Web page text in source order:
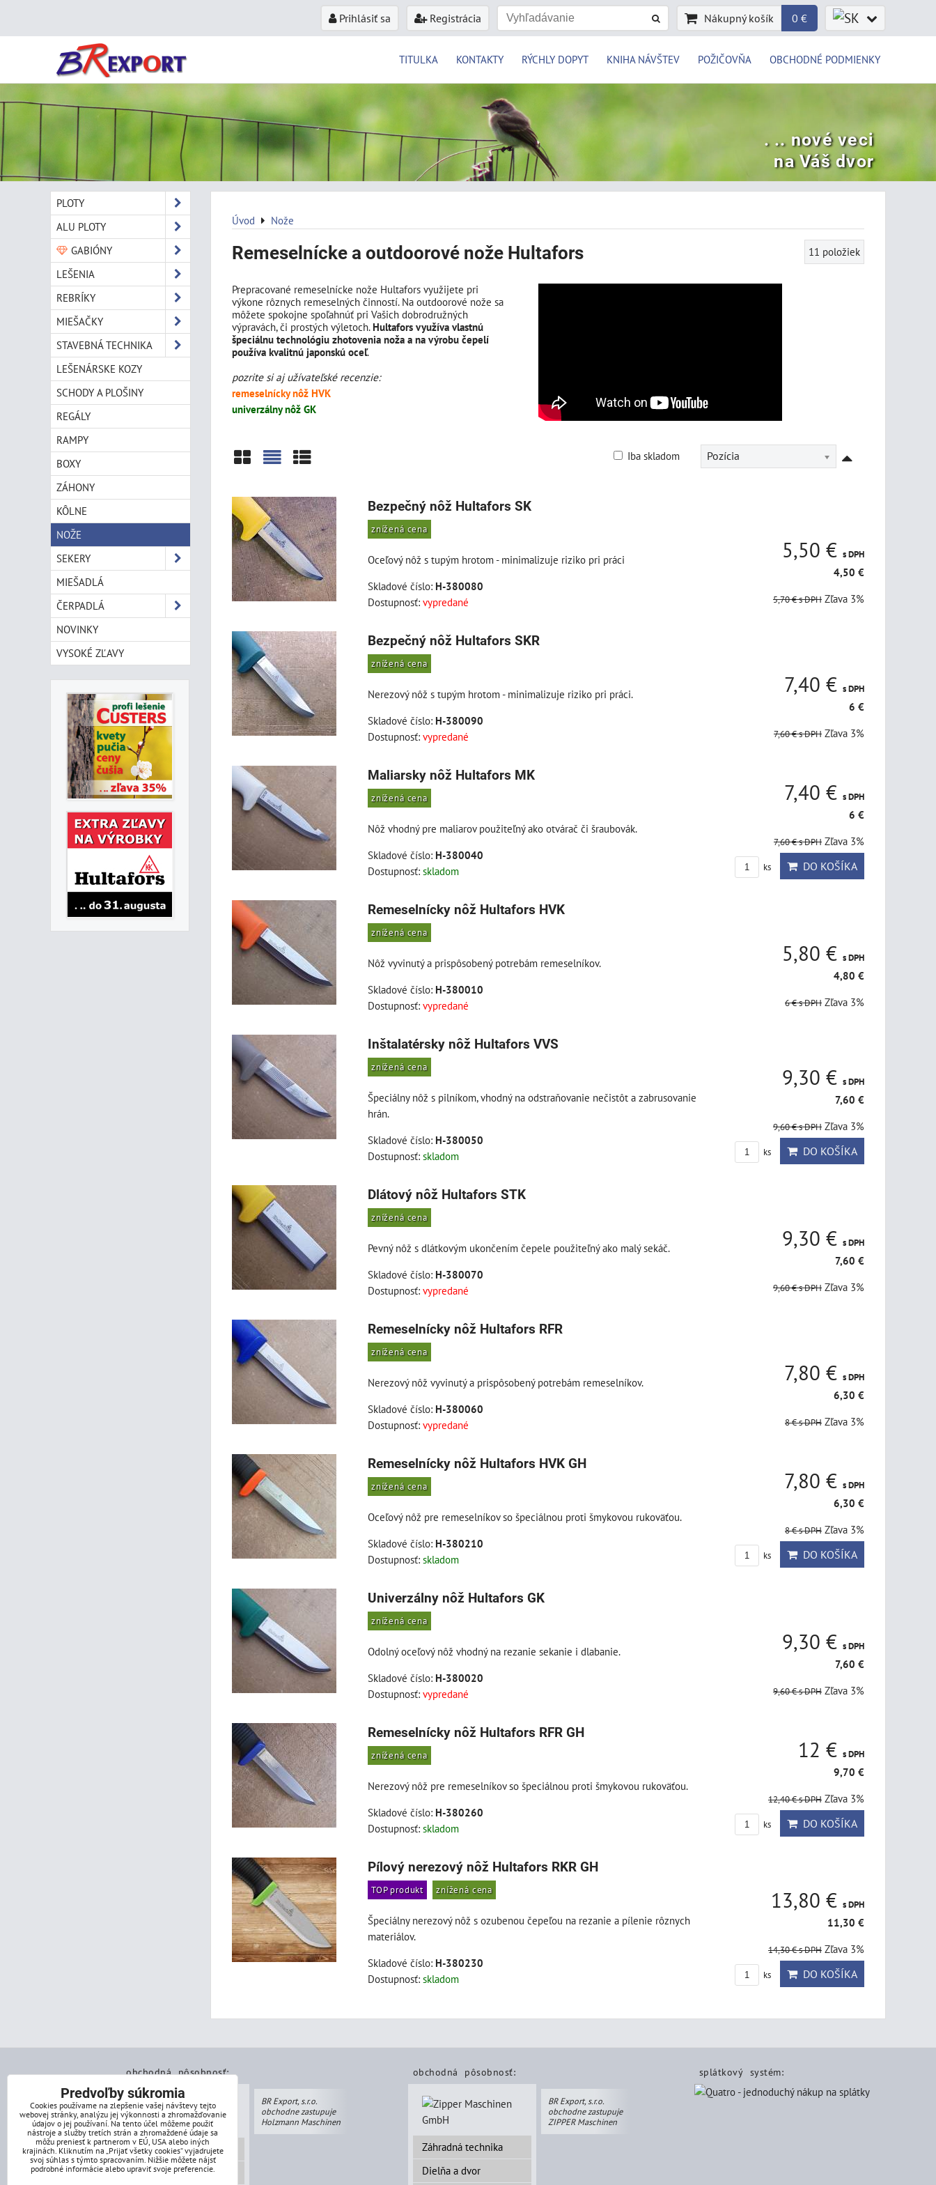
Prihlásiť sa Registrácia Nákupný košík 0 €
TITULKA KONTAKTY RÝCHLY DOPYT KNIHA NÁVŠTEV POŽIČOVŇA OBCHODNÉ PODMIENKY
. .. nové veci
na Váš dvor
Úvod Nože
Remeselnícke a outdoorové nože Hultafors 11 položiek
Prepracované remeselnícke nože Hultafors využijete pri
výkone rôznych remeselných činností. Na outdoorové nože sa
môžete spokojne spoľahnúť pri Vašich dobrodružných
výpravách, či prostých výletoch. Hultafors využíva vlastnú
špeciálnu technológiu zhotovenia noža a na výrobu čepelí
používa kvalitnú japonskú oceľ.
pozrite si aj užívateľské recenzie:
remeselnícky nôž HVK
univerzálny nôž GK
Pozícia
Iba skladom
Bezpečný nôž Hultafors SK
znížená cena
Oceľový nôž s tupým hrotom - minimalizuje riziko pri práci
Skladové číslo: H-380080
Dostupnosť: vypredané
5,50 € s DPH
4,50 €
5,70 €s DPH Zľava 3%
Bezpečný nôž Hultafors SKR
znížená cena
Nerezový nôž s tupým hrotom - minimalizuje riziko pri práci.
Skladové číslo: H-380090
Dostupnosť: vypredané
7,40 € s DPH
6 €
7,60 €s DPH Zľava 3%
Maliarsky nôž Hultafors MK
znížená cena
Nôž vhodný pre maliarov použiteľný ako otvárač či šraubovák.
Skladové číslo: H-380040
Dostupnosť: skladom
7,40 € s DPH
6 €
7,60 €s DPH Zľava 3%
ks DO KOŠÍKA
Remeselnícky nôž Hultafors HVK
znížená cena
Nôž vyvinutý a prispôsobený potrebám remeselníkov.
Skladové číslo: H-380010
Dostupnosť: vypredané
5,80 € s DPH
4,80 €
6 €s DPH Zľava 3%
Inštalatérsky nôž Hultafors VVS
znížená cena
Špeciálny nôž s pilníkom, vhodný na odstraňovanie nečistôt a zabrusovanie
hrán.
Skladové číslo: H-380050
Dostupnosť: skladom
9,30 € s DPH
7,60 €
9,60 €s DPH Zľava 3%
ks DO KOŠÍKA
Dlátový nôž Hultafors STK
znížená cena
Pevný nôž s dlátkovým ukončením čepele použiteľný ako malý sekáč.
Skladové číslo: H-380070
Dostupnosť: vypredané
9,30 € s DPH
7,60 €
9,60 €s DPH Zľava 3%
Remeselnícky nôž Hultafors RFR
znížená cena
Nerezový nôž vyvinutý a prispôsobený potrebám remeselníkov.
Skladové číslo: H-380060
Dostupnosť: vypredané
7,80 € s DPH
6,30 €
8 €s DPH Zľava 3%
Remeselnícky nôž Hultafors HVK GH
znížená cena
Oceľový nôž pre remeselníkov so špeciálnou proti šmykovou rukoväťou.
Skladové číslo: H-380210
Dostupnosť: skladom
7,80 € s DPH
6,30 €
8 €s DPH Zľava 3%
ks DO KOŠÍKA
Univerzálny nôž Hultafors GK
znížená cena
Odolný oceľový nôž vhodný na rezanie sekanie i dlabanie.
Skladové číslo: H-380020
Dostupnosť: vypredané
9,30 € s DPH
7,60 €
9,60 €s DPH Zľava 3%
Remeselnícky nôž Hultafors RFR GH
znížená cena
Nerezový nôž pre remeselníkov so špeciálnou proti šmykovou rukoväťou.
Skladové číslo: H-380260
Dostupnosť: skladom
12 € s DPH
9,70 €
12,40 €s DPH Zľava 3%
ks DO KOŠÍKA
Pílový nerezový nôž Hultafors RKR GH
TOP produkt znížená cena
Špeciálny nerezový nôž s ozubenou čepeľou na rezanie a pílenie rôznych
materiálov.
Skladové číslo: H-380230
Dostupnosť: skladom
13,80 € s DPH
11,30 €
14,30 €s DPH Zľava 3%
ks DO KOŠÍKA
PLOTY
ALU PLOTY
GABIÓNY
LEŠENIA
REBRÍKY
MIEŠAČKY
STAVEBNÁ TECHNIKA
LEŠENÁRSKE KOZY
SCHODY A PLOŠINY
REGÁLY
RAMPY
BOXY
ZÁHONY
KÔLNE
NOŽE
SEKERY
MIEŠADLÁ
ČERPADLÁ
NOVINKY
VYSOKÉ ZĽAVY
obchodná pôsobnosť:
Drevoobrábácie stroje
Kovoobrábácie stroje
BR Export, s.r.o.
obchodne zastupuje
Holzmann Maschinen
obchodná pôsobnosť:
Záhradná technika
Dielňa a dvor
BR Export, s.r.o.
obchodne zastupuje
ZIPPER Maschinen
splátkový systém:
Predvoľby súkromia
Cookies používame na zlepšenie vašej návštevy tejto
webovej stránky, analýzu jej výkonnosti a zhromažďovanie
údajov o jej používaní. Na tento účel môžeme použiť
nástroje a služby tretích strán a zhromaždené údaje sa
môžu preniesť k partnerom v EÚ, USA alebo iných
krajinách. Kliknutím na „Prijať všetky cookies“ vyjadrujete
svoj súhlas s týmto spracovaním. Nižšie môžete nájsť
podrobné informácie alebo upraviť svoje preferencie.